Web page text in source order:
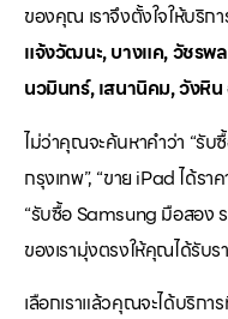
ของคุณ เราจึงตั้งใจให้บริกา
แจ้งวัฒนะ, บางแค, วัชรพ
นวมินทร์, เสนานิคม, วังหิน
ไม่ว่าคุณจะค้นหาคำว่า “รับ
กรุงเทพ”, “ขาย iPad ได้รา
“รับซื้อ Samsung มือสอง
ของเรามุ่งตรงให้คุณได้รับ
เลือกเราแล้วคุณจะได้บริก